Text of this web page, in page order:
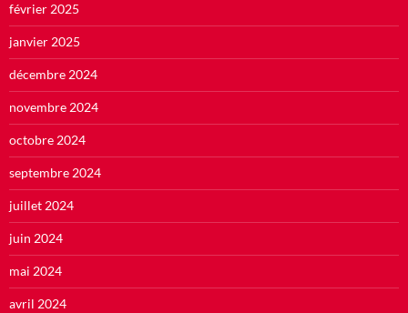
février 2025
janvier 2025
décembre 2024
novembre 2024
octobre 2024
septembre 2024
juillet 2024
juin 2024
mai 2024
avril 2024